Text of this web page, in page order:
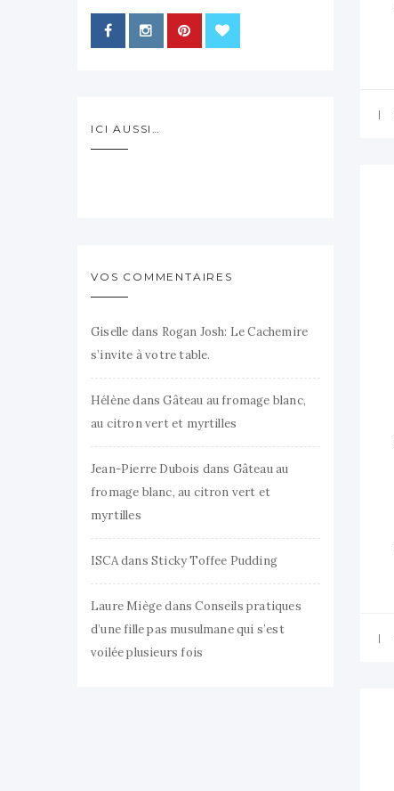
ICI AUSSI…
VOS COMMENTAIRES
Giselle dans Rogan Josh: Le Cachemire
s’invite à votre table.
HélènedansGâteau au fromage blanc,
au citron vert et myrtilles
Jean-Pierre Dubois dans Gâteau au
fromage blanc, au citron vert et
myrtilles
ISCAdans Sticky Toffee Pudding
Laure MiègedansConseils pratiques
d’une fille pas musulmane qui s’est
voilée plusieurs fois